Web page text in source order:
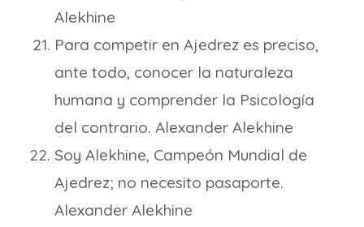
Alekhine
Para competir en Ajedrez es preciso,
ante todo, conocer la naturaleza
humana y comprender la Psicología
del contrario. Alexander Alekhine
Soy Alekhine, Campeón Mundial de
Ajedrez; no necesito pasaporte.
Alexander Alekhine